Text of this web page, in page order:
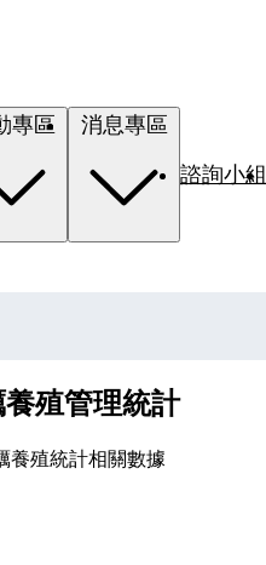
諮詢小組
殖管理統計
養殖統計相關數據